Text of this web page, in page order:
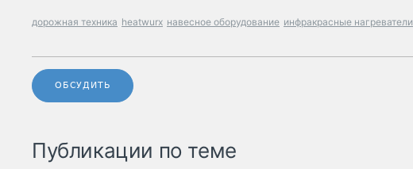
дорожная техника heatwurx навесное оборудование инфракрасные нагреватели
ОБСУДИТЬ
Публикации по теме